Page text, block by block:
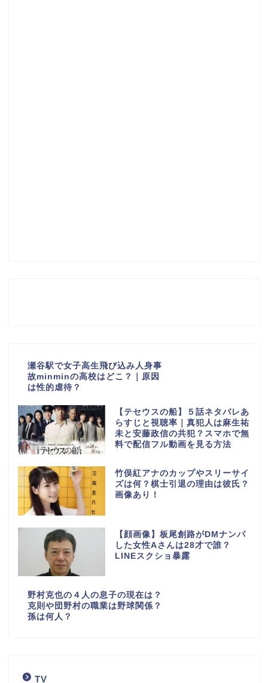
瀬谷駅で女子高生飛び込み人身事
故minminの高校はどこ？｜原因
は性的虐待？
【テセウスの船】５話ネタバレあ
らすじと視聴率｜真犯人は麻生祐
未と安藤政信の共犯？スマホで無
料で配信フル動画を見る方法
竹俣紅アナのカップやスリーサイ
ズは何？棋士引退の理由は彼氏？
画像あり！
【顔画像】板尾創路がDMナンパ
した女性Aさんは28才で誰？
LINEスクショ暴露
野村克也の４人の息子の現在は？
克則や団野村の職業は野球関係？
孫は何人？
TV